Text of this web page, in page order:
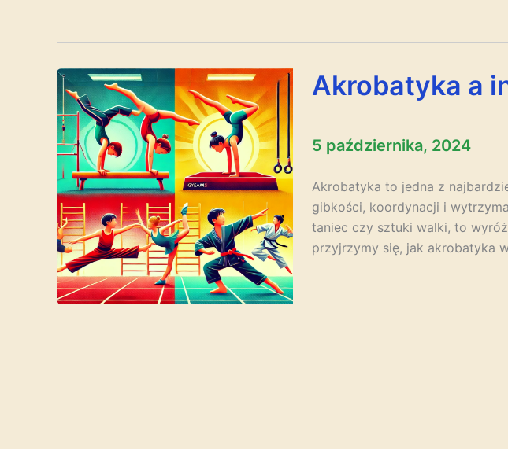
Akrobatyka a
5 października, 2024
Akrobatyka to jedna z
gibkości, koordynacji i
taniec czy sztuki walki, to
przyjrzymy się, jak akrobatyka